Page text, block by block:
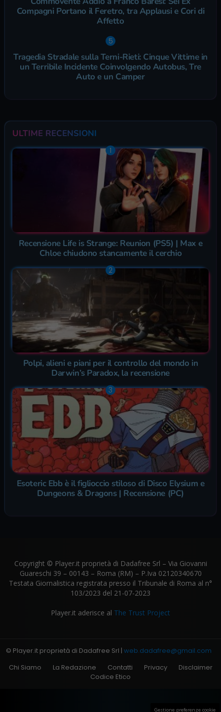
Compagni Portano il Feretro, tra Applausi e Cori di
Affetto
Tragedia Stradale sulla Terni-Rieti: Cinque Vittime in
un Terribile Incidente Coinvolgendo Autobus, Tre
Auto e un Camper
ULTIME RECENSIONI
Recensione Life is Strange: Reunion (PS5) | Max e
Chloe chiudono stancamente il cerchio
Polpi, alieni e piani per il controllo del mondo in
Darwin’s Paradox, la recensione
Esoteric Ebb è il figlioccio stiloso di Disco Elysium e
Dungeons & Dragons | Recensione (PC)
Copyright © Player.it proprietà di Dadafree Srl – Via Giovanni
Guareschi 39 – 00143 – Roma (RM) – P.Iva 02120340670
Testata Giornalistica registrata presso il Tribunale di Roma al n°
103/2023 del 21-07-2023
Player.it aderisce al The Trust Project
© Player.it proprietà di Dadafree Srl | web.dadafree@gmail.com
Chi Siamo
La Redazione Contatti Privacy
Disclaimer
Codice Etico
Gestione preferenze cookie